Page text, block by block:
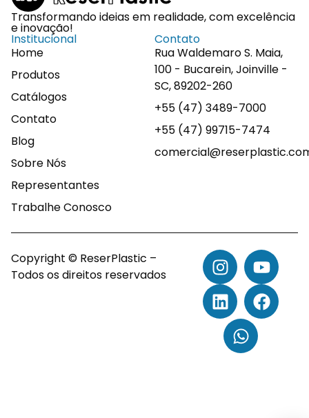
Transformando ideias em realidade, com excelência
e inovação!
Institucional
Home
Produtos
Catálogos
Contato
Blog
Sobre Nós
Representantes
Trabalhe Conosco
Contato
Rua Waldemaro S. Maia,
100 - Bucarein, Joinville -
SC, 89202-260
+55 (47) 3489-7000
+55 (47) 99715-7474
Copyright © ReserPlastic –
Todos os direitos reservados